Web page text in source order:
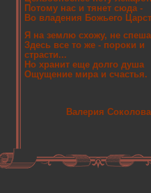
Потому нас и тянет сюда -
Во владения Божьего
Я на землю схожу, не
Здесь все то же - пороки и
страсти...
Но хранит еще долго душа
Ощущение мира и счастья.
Валерия Соколова